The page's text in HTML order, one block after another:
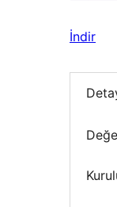
İndir